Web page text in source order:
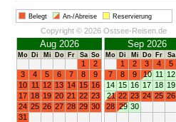
Belegt An-/Abreise Reservierung
Copyright © 2026 Ostsee-Reisen.de
Aug 2026
Mo Di Mi Do Fr Sa So
1
2
3
4 5 6 7 8
9
10 11 12 13 14 15 16
17 18 19 20 21 22 23
24 25 26 27 28 29 30
31
Sep 2026
Mo Di Mi Do Fr Sa
1 2 3 4 5
7
8 9 10 11 12
14 15 16 17 18 19
21 22 23 24 25 26
28 29 30